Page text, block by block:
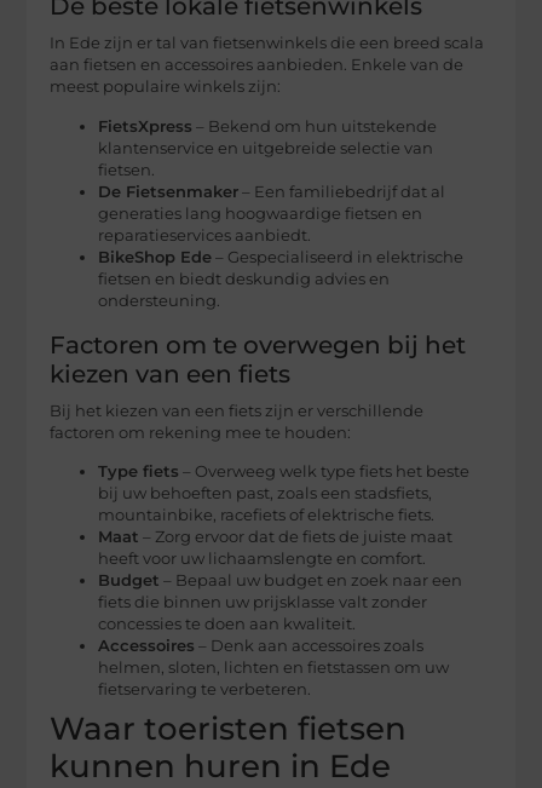
De beste lokale fietsenwinkels
In Ede zijn er tal van fietsenwinkels die een breed scala
aan fietsen en accessoires aanbieden. Enkele van de
meest populaire winkels zijn:
FietsXpress – Bekend om hun uitstekende
klantenservice en uitgebreide selectie van
fietsen.
De Fietsenmaker – Een familiebedrijf dat al
generaties lang hoogwaardige fietsen en
reparatieservices aanbiedt.
BikeShop Ede – Gespecialiseerd in elektrische
fietsen en biedt deskundig advies en
ondersteuning.
Factoren om te overwegen bij het
kiezen van een fiets
Bij het kiezen van een fiets zijn er verschillende
factoren om rekening mee te houden:
Type fiets – Overweeg welk type fiets het beste
bij uw behoeften past, zoals een stadsfiets,
mountainbike, racefiets of elektrische fiets.
Maat – Zorg ervoor dat de fiets de juiste maat
heeft voor uw lichaamslengte en comfort.
Budget – Bepaal uw budget en zoek naar een
fiets die binnen uw prijsklasse valt zonder
concessies te doen aan kwaliteit.
Accessoires – Denk aan accessoires zoals
helmen, sloten, lichten en fietstassen om uw
fietservaring te verbeteren.
Waar toeristen fietsen
kunnen huren in Ede